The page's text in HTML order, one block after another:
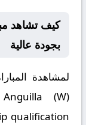
بجودة عالية
لمشاهدة
Anguilla (W)